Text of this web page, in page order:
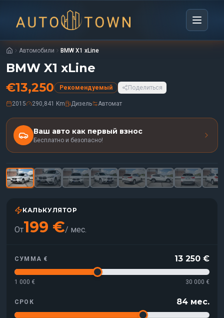
Автомобили BMW X1 xLine
BMW X1 xLine
€13,250 Рекомендуемый Поделиться
2015 290,841 Km Дизель Автомат
Ваш авто как первый взнос
Бесплатно и безопасно!
1/35
Рекомендуемый
КАЛЬКУЛЯТОР
От199 €/ мес.
СУММА € 13 250 €
1 000 € 30 000 €
СРОК 84 мес.